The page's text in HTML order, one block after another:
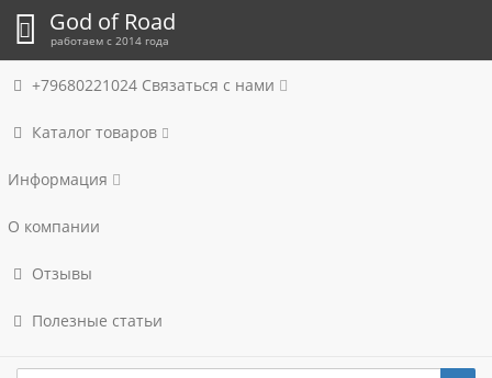
God of Road
работаем с 2014 года
+79680221024 Связаться с нами
Каталог товаров
Информация
О компании
Отзывы
Полезные статьи